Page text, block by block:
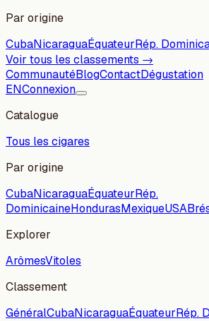
Par origine
CubaNicaraguaÉquateurRép.
Voir tous les classements →
CommunautéBlogContactDégustation
ENConnexion
Catalogue
Tous les cigares
Par origine
CubaNicaraguaÉquateurRép.
DominicaineHondurasMexiqueUSA
Explorer
ArômesVitoles
Classement
GénéralCubaNicaraguaÉquateurRép.